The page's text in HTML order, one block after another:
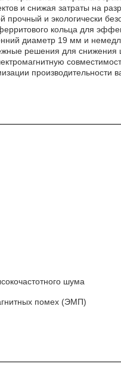
и снижая затраты на
и экологически
кольца для
диаметр 19 мм и
решения для снижения
производительности
шума
помех (ЭМП)